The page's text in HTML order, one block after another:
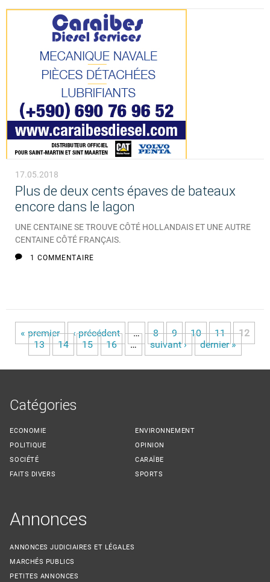
17.05.2018
Plus de deux cents épaves de bateaux
encore dans le lagon
UNE CENTAINE SE TROUVE CÔTÉ HOLLANDAIS ET UNE AUTRE
CENTAINE CÔTÉ FRANÇAIS.
1 COMMENTAIRE
Pages
« premier ‹ précédent … 8 9 10 11
12
13
14 15 16 … suivant › dernier »
Catégories
ECONOMIE
POLITIQUE
SOCIÉTÉ
FAITS DIVERS
ENVIRONNEMENT
OPINION
CARAÏBE
SPORTS
Annonces
ANNONCES JUDICIAIRES ET LÉGALES
MARCHÉS PUBLICS
PETITES ANNONCES